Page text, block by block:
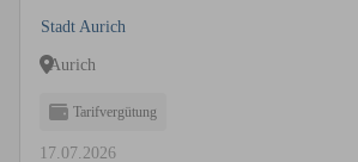
Stadt Aurich
Aurich
Tarifvergütung
17.07.2026